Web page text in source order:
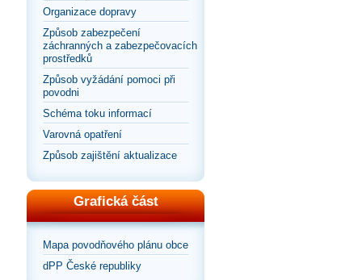
Organizace dopravy
Způsob zabezpečení
záchranných a zabezpečovacích
prostředků
Způsob vyžádání pomoci při
povodni
Schéma toku informací
Varovná opatření
Způsob zajištění aktualizace
Grafická část
Mapa povodňového plánu obce
dPP České republiky